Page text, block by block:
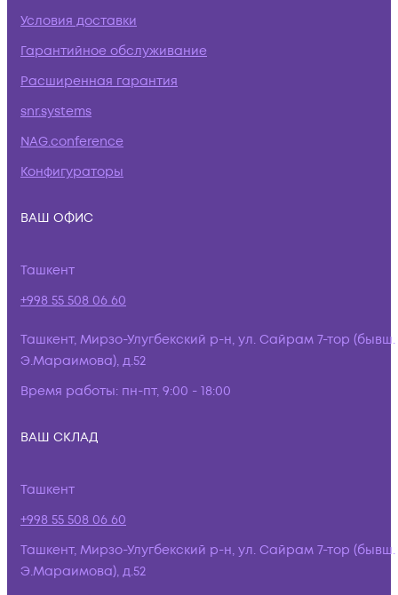
Условия доставки
Гарантийное обслуживание
Расширенная гарантия
snr.systems
NAG.conference
Конфигураторы
ВАШ ОФИС
Ташкент
+998 55 508 06 60
Ташкент, Мирзо-Улугбекский р-н, ул. Сайрам 7-тор (бывш.
Э.Мараимова), д.52
Время работы: пн-пт, 9:00 - 18:00
ВАШ СКЛАД
Ташкент
+998 55 508 06 60
Ташкент, Мирзо-Улугбекский р-н, ул. Сайрам 7-тор (бывш.
Э.Мараимова), д.52